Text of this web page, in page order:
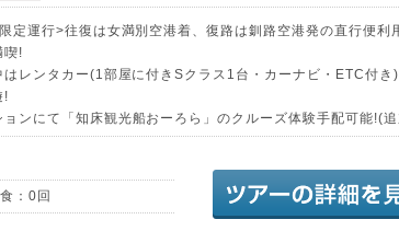
定運行>往復は女満別空港着、復路は釧路空港発の直行便利
喫!
はレンタカー(1部屋に付きSクラス1台・カーナビ・ETC付き
!
ョンにて「知床観光船おーろら」のクルーズ体験手配可能!(
：0回